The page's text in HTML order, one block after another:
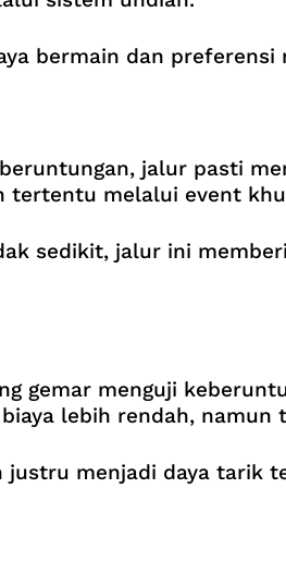
bermain dan preferensi
jalur pasti
tertentu melalui event
sedikit, jalur ini
gemar menguji
lebih rendah, namun
justru menjadi daya tarik